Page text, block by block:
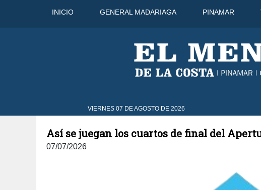
INICIO GENERAL MADARIAGA PINAMAR
VIERNES 07 DE AGOSTO DE 2026
9 Ago 31°C 10 Ago
Así se juegan los cuartos de final del
07/07/2026